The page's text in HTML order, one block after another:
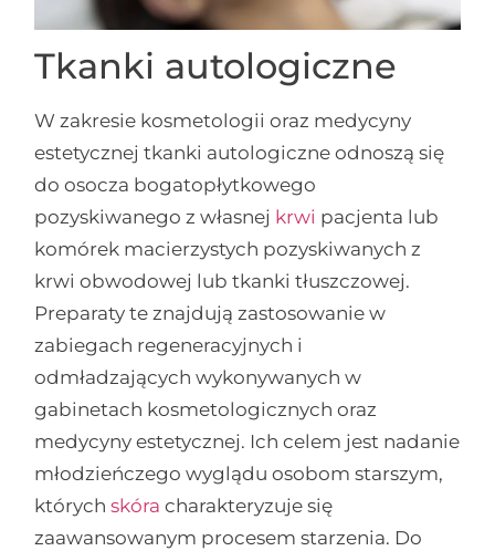
Tkanki autologiczne
W zakresie kosmetologii oraz medycyny
estetycznej tkanki autologiczne odnoszą się
do osocza bogatopłytkowego
pozyskiwanego z własnej krwi pacjenta lub
komórek macierzystych pozyskiwanych z
krwi obwodowej lub tkanki tłuszczowej.
Preparaty te znajdują zastosowanie w
zabiegach regeneracyjnych i
odmładzających wykonywanych w
gabinetach kosmetologicznych oraz
medycyny estetycznej. Ich celem jest nadanie
młodzieńczego wyglądu osobom starszym,
którychskóra charakteryzuje się
zaawansowanym procesem starzenia. Do